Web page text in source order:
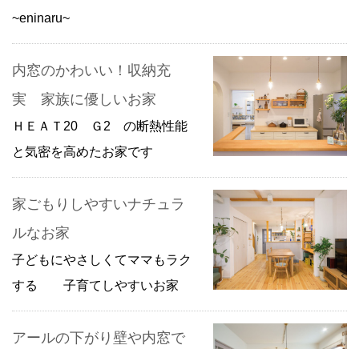
~eninaru~
内窓のかわいい！収納充
実 家族に優しいお家
ＨＥＡＴ20 Ｇ2 の断熱性能
と気密を高めたお家です
家ごもりしやすいナチュラ
ルなお家
子どもにやさしくてママもラク
する 子育てしやすいお家
アールの下がり壁や内窓で